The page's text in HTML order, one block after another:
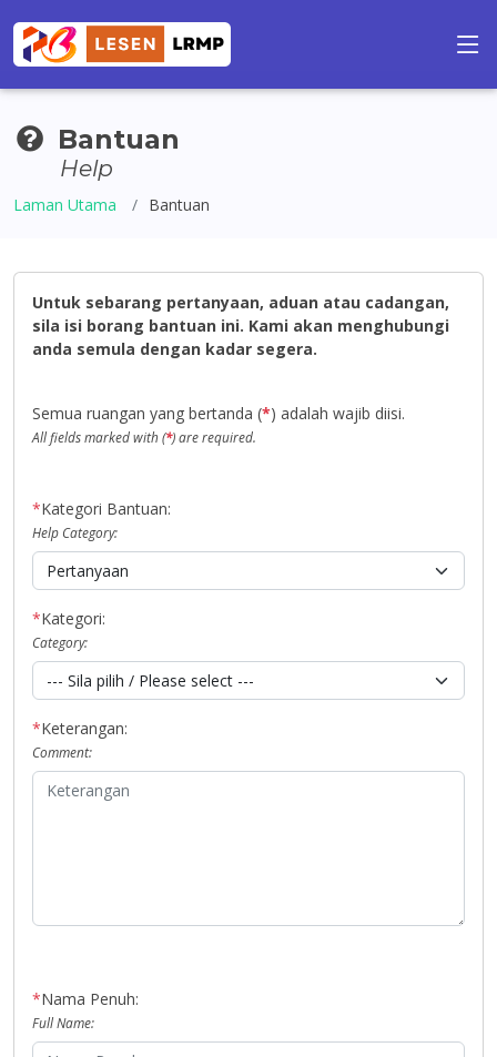
Bantuan
Help
Laman Utama Bantuan
Untuk sebarang pertanyaan, aduan atau cadangan,
sila isi borang bantuan ini. Kami akan menghubungi
anda semula dengan kadar segera.
Semua ruangan yang bertanda (*) adalah wajib diisi.
All fields marked with (*) are required.
*Kategori Bantuan:
Help Category:
*Kategori:
Category:
*Keterangan:
Comment:
*Nama Penuh:
Full Name: